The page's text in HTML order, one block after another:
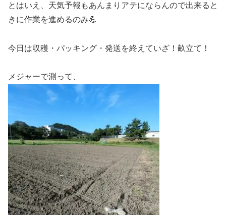
とはいえ、天気予報もあんまりアテにならんので出来ると
きに作業を進めるのみ💪
今日は収穫・パッキング・発送を終えていざ！畝立て！
メジャーで測って、